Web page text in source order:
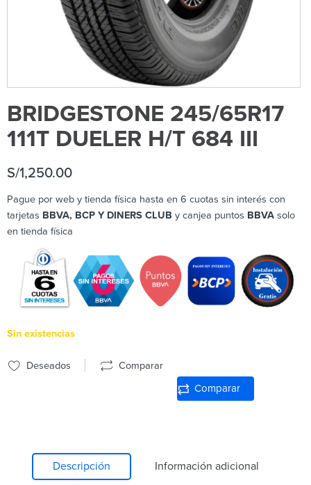
BRIDGESTONE 245/65R17
111T DUELER H/T 684 III
S/1,250.00
Pague por web y tienda física hasta en 6 cuotas sin interés con
tarjetas BBVA, BCP Y DINERS CLUB y canjea puntos BBVA solo
en tienda física
Sin existencias
Deseados Comparar
Comparar
Descripción Información adicional